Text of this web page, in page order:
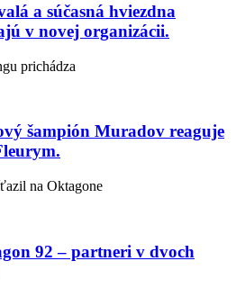
a súčasná hviezdna
v novej organizácii.
prichádza
šampión Muradov reaguje
na Oktagone
92 – partneri v dvoch